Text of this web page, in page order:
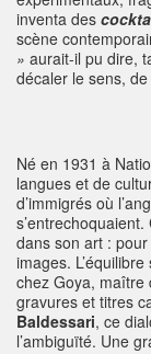
inventa des
scène
» aurait-il pu dire,
décaler le sens,
Né en 1931 à
langues et de
d’immigrés où
dans son art :
images.
chez Goya, maître
gravures et titres
Baldessari, ce
l’ambiguïté. Une